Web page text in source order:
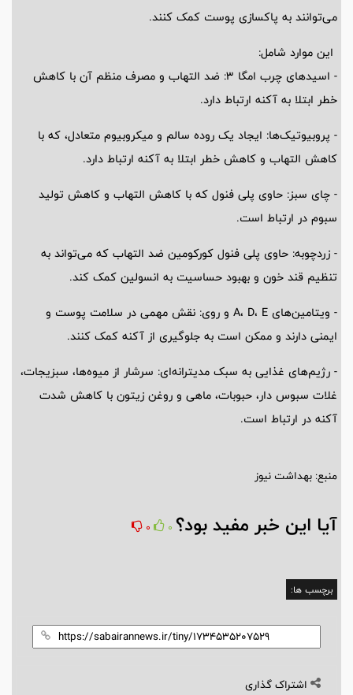
می‌توانند به پاکسازی پوست کمک کنند.
این موارد شامل:
- اسید‌های چرب امگا 3: ضد التهاب و مصرف منظم آن با کاهش
خطر ابتلا به آکنه ارتباط دارد.
- پروبیوتیک‌ها: ایجاد یک روده سالم و میکروبیوم متعادل، که با
کاهش التهاب و کاهش خطر ابتلا به آکنه ارتباط دارد.
- چای سبز: حاوی پلی فنول که با کاهش التهاب و کاهش تولید
سبوم در ارتباط است.
- زردچوبه: حاوی پلی فنول کورکومین ضد التهاب که می‌تواند به
تنظیم قند خون و بهبود حساسیت به انسولین کمک کند.
- ویتامین‌های A، D، E و روی: نقش مهمی در سلامت پوست و
ایمنی دارند و ممکن است به جلوگیری از آکنه کمک کنند.
- رژیم‌های غذایی به سبک مدیترانه‌ای: سرشار از میوه‌ها، سبزیجات،
غلات سبوس دار، حبوبات، ماهی و روغن زیتون با کاهش شدت
آکنه در ارتباط است.
منبع: بهداشت نیوز
آیا این خبر مفید بود؟ 0
0
برچسب ها:
اشتراک گذاری